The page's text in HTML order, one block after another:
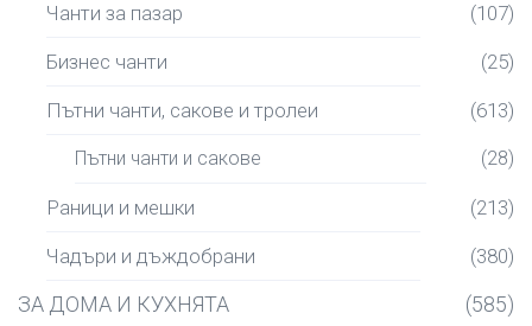
Чанти за пазар (107)
Бизнес чанти (25)
Пътни чанти, сакове и тролеи (613)
Пътни чанти и сакове (28)
Раници и мешки (213)
Чадъри и дъждобрани (380)
ЗА ДОМА И КУХНЯТА
(585)